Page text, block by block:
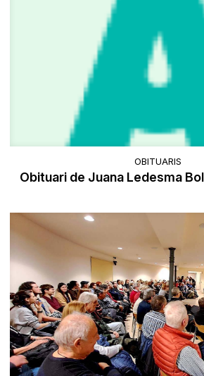
OBITUARIS
Obituari de Juana Ledesma